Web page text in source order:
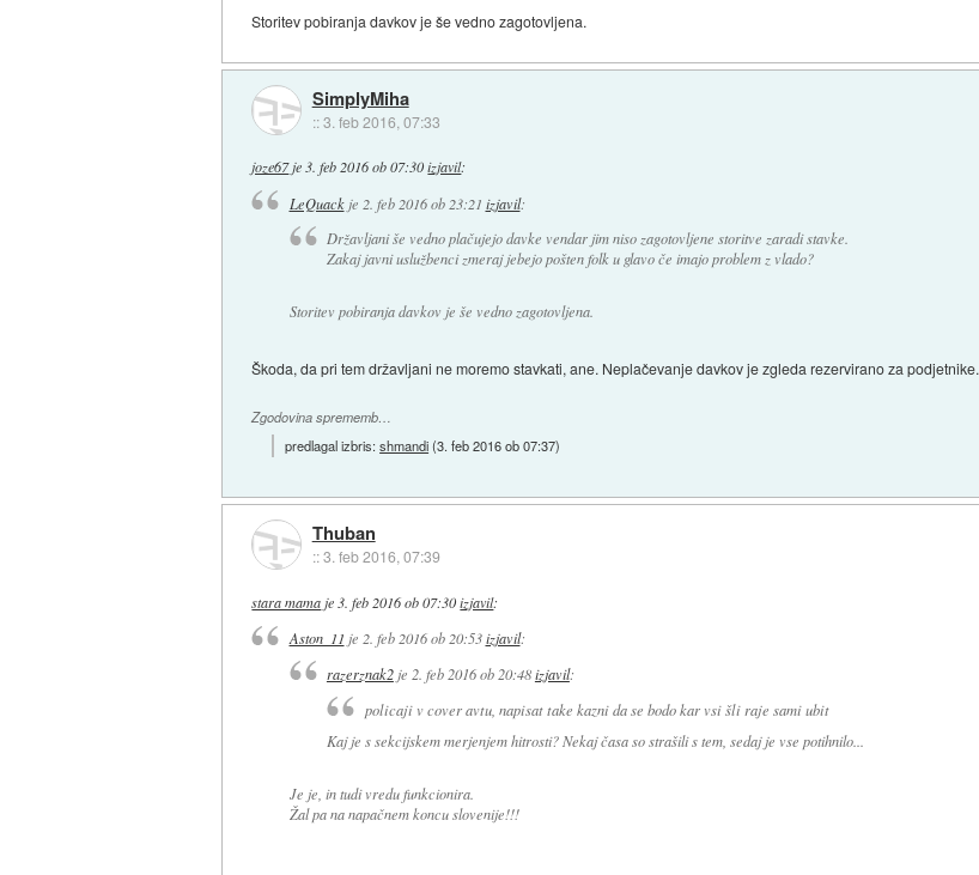
Storitev pobiranja davkov je še vedno zagotovljena.
SimplyMiha
::3. feb 2016, 07:33
joze67je3. feb 2016 ob 07:30 izjavil:
LeQuackje 2. feb 2016 ob 23:21 izjavil:
Državljani še vedno plačujejo davke vendar jim niso zagotovljene storitve zaradi stavke.
Zakaj javni uslužbenci zmeraj jebejo pošten folk u glavo če imajo problem z vlado?
Storitev pobiranja davkov je še vedno zagotovljena.
Škoda, da pri tem državljani ne moremo stavkati, ane. Neplačevanje davkov je zgleda rezervirano za podjetnike.
Zgodovina sprememb…
predlagal izbris:shmandi(3. feb 2016 ob 07:37)
Thuban
::3. feb 2016, 07:39
stara mama je 3. feb 2016 ob 07:30 izjavil:
Aston_11 je 2. feb 2016 ob 20:53 izjavil:
razerznak2je 2. feb 2016 ob 20:48izjavil:
policaji v cover avtu, napisat take kazni da se bodo kar vsi šli raje sami ubit
Kaj je s sekcijskem merjenjem hitrosti? Nekaj časa so strašili s tem, sedaj je vse potihnilo...
Je je, in tudi vredu funkcionira.
Žal pa na napačnem koncu slovenije!!!